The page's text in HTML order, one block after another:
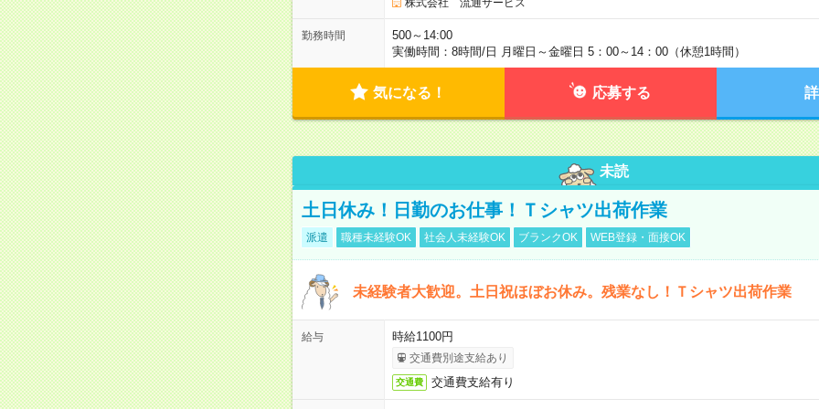
勤務時間
500～14:00
実働時間：8時間/日 月曜日～金曜日 5：00～14：00（休憩1時間）
気になる！ 応募する
未読
土日休み！日勤のお仕事！Ｔシャツ出荷作業
派遣 職種未経験OK 社会人未経験OK ブランクOK WEB登録・面接OK
未経験者大歓迎。土日祝ほぼお休み。残業なし！Ｔシャツ出荷作業
給与 時給1100円
交通費別途支給あり
交通費 交通費支給有り